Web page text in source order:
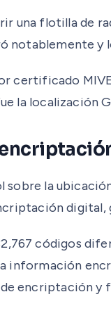
una flotilla de
notablemente y
certificado
la localización
la
digital,
códigos
información
encriptación y